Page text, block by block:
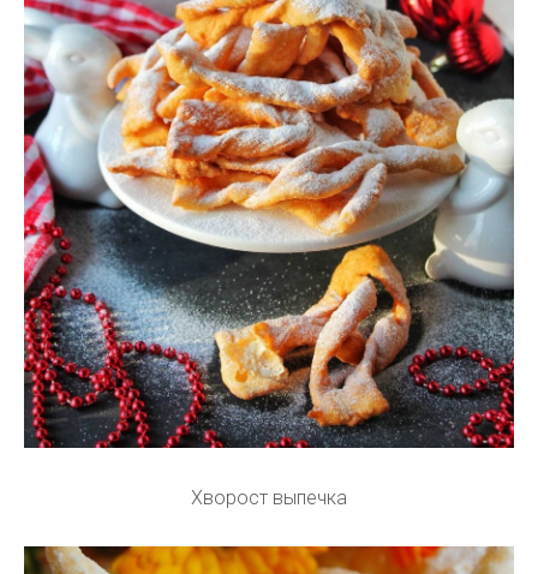
Хворост выпечка